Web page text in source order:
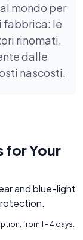
mondo per
fabbrica: le
rinomati.
dalle
nascosti.
for Your
and blue-light
from 1 - 4 days.